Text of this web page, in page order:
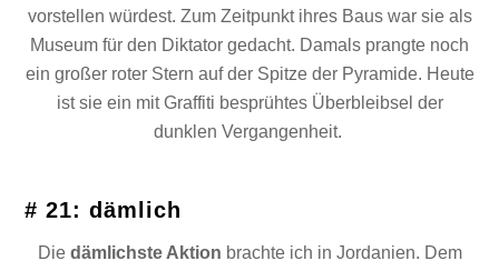
vorstellen würdest. Zum Zeitpunkt ihres Baus war sie als
Museum für den Diktator gedacht. Damals prangte noch
ein großer roter Stern auf der Spitze der Pyramide. Heute
ist sie ein mit Graffiti besprühtes Überbleibsel der
dunklen Vergangenheit.
# 21: dämlich
Die dämlichste Aktion brachte ich in Jordanien. Dem